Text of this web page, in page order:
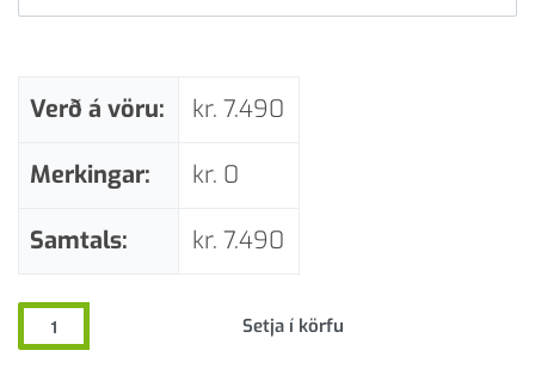
Verð á vöru: kr. 7.490
Merkingar: kr. 0
Samtals: kr. 7.490
Setja í körfu